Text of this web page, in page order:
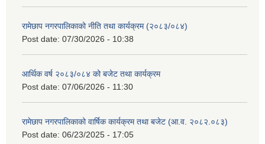
रामेछाप नगरपालिकाको नीति तथा कार्यक्रम (२०८३/०८४)
Post date: 07/30/2026 - 10:38
आर्थिक वर्ष २०८३/०८४ को बजेट तथा कार्यक्रम
Post date: 07/06/2026 - 11:30
रामेछाप नगरपालिकाको वार्षिक कार्यक्रम तथा बजेट (आ.व. २०८२.०८३)
Post date: 06/23/2025 - 17:05